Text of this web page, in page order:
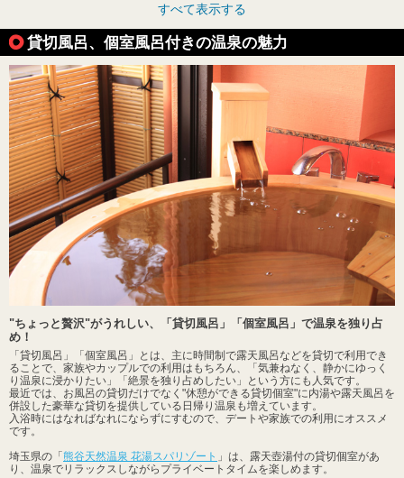
すべて表示する
貸切風呂、個室風呂付きの温泉の魅力
"ちょっと贅沢"がうれしい、「貸切風呂」「個室風呂」で温泉を独り占
め！
「貸切風呂」「個室風呂」とは、主に時間制で露天風呂などを貸切で利用でき
ることで、家族やカップルでの利用はもちろん、「気兼ねなく、静かにゆっく
り温泉に浸かりたい」「絶景を独り占めしたい」という方にも人気です。
最近では、お風呂の貸切だけでなく"休憩ができる貸切個室"に内湯や露天風呂を
併設した豪華な貸切を提供している日帰り温泉も増えています。
入浴時にはなればなれにならずにすむので、デートや家族での利用にオススメ
です。
埼玉県の「 熊谷天然温泉 花湯スパリゾート 」は、露天壺湯付の貸切個室があ
り、温泉でリラックスしながらプライベートタイムを楽しめます。